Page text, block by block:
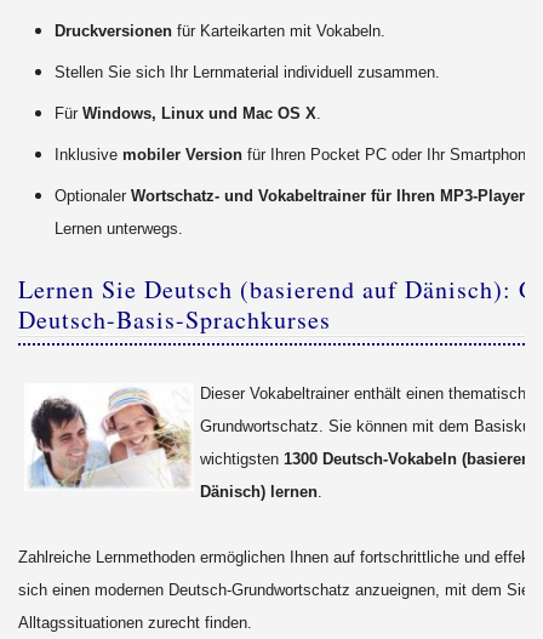
Druckversionenfür Karteikarten mit Vokabeln.
Stellen Sie sich Ihr Lernmaterial individuell zusammen.
Für Windows, Linux und Mac OS X
Inklusive mobiler Versionfür Ihren Pocket PC oder Ihr Smartphone.
Optionaler Wortschatz- und Vokabeltrainer für Ihren MP3-Player
Lernen unterwegs.
Lernen Sie Deutsch (basierend auf Dänisch):
Deutsch-Basis-Sprachkurses
Dieser Vokabeltrainer enthält einen thematisch
Grundwortschatz. Sie können mit dem
wichtigsten 1300 Deutsch-Vokabeln
Dänisch) lernen.
Zahlreiche Lernmethoden ermöglichen Ihnen auf fortschrittliche und
sich einen modernen Deutsch-Grundwortschatz anzueignen, mit dem Sie
Alltagssituationen zurecht finden.